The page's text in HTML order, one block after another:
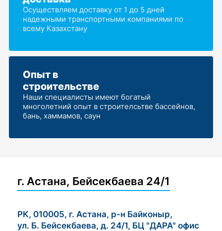
Осуществляем доставку от 1 до 5 дней
надежными транспортными компаниями по
всему Казахстану
Опыт в
строительстве
Наши специалисты имеют богатый
многолетний опыт в строителсьтве бассейнов,
бань, хаммамов, саун
г. Астана, Бейсекбаева 24/1
РК, 010005, г. Астана, р-н Байконыр,
ул. Б. Бейсекбаева, д. 24/1, БЦ "ДАРА" офис